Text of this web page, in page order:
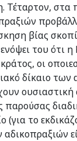
Τέταρτον, στα
βίας
του ότι
οι
δίκαιο των
ουσιαστική
παρούσας
(για το
αδικοπραξιών